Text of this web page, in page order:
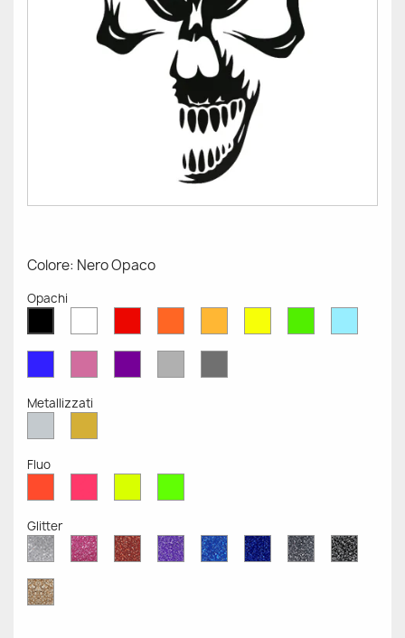
Colore: Nero Opaco
Opachi
Opaco OpacoOpacoOpacoOpacoOpacoOpacoOpaco
OpacoOpacoOpacoChiaroScuro
Metallizzati
MetallizzatoMetallizzato
Fluo
Fluo
Fluo
Fluo
Fluo
Glitter
Diamante
Glitter
Rosa
Glitter
Rosso
Glitter
Viola
Glitter
Blu
Zaffiro
Blu
Cobalto
Grigio
Glitter
Nero
Glitter
Oro
Glitter